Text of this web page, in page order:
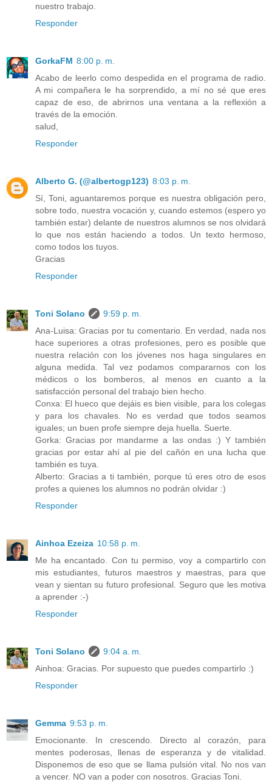
nuestro trabajo.
Responder
GorkaFM 8:00 p. m.
Acabo de leerlo como despedida en el programa de radio.
A mi compañera le ha sorprendido, a mí no sé que eres
capaz de eso, de abrirnos una ventana a la reflexión a
través de la emoción.
salud,
Responder
Alberto G. (@albertogp123) 8:03 p. m.
Sí, Toni, aguantaremos porque es nuestra obligación pero,
sobre todo, nuestra vocación y, cuando estemos (espero yo
también estar) delante de nuestros alumnos se nos olvidará
lo que nos están haciendo a todos. Un texto hermoso,
como todos los tuyos.
Gracias
Responder
Toni Solano
9:59 p. m.
Ana-Luisa: Gracias por tu comentario. En verdad, nada nos
hace superiores a otras profesiones, pero es posible que
nuestra relación con los jóvenes nos haga singulares en
alguna medida. Tal vez podamos compararnos con los
médicos o los bomberos, al menos en cuanto a la
satisfacción personal del trabajo bien hecho.
Conxa: El hueco que dejáis es bien visible, para los colegas
y para los chavales. No es verdad que todos seamos
iguales; un buen profe siempre deja huella. Suerte.
Gorka: Gracias por mandarme a las ondas :) Y también
gracias por estar ahí al pie del cañón en una lucha que
también es tuya.
Alberto: Gracias a ti también, porque tú eres otro de esos
profes a quienes los alumnos no podrán olvidar :)
Responder
Ainhoa Ezeiza 10:58 p. m.
Me ha encantado. Con tu permiso, voy a compartirlo con
mis estudiantes, futuros maestros y maestras, para que
vean y sientan su futuro profesional. Seguro que les motiva
a aprender :-)
Responder
Toni Solano
9:04 a. m.
Ainhoa: Gracias. Por supuesto que puedes compartirlo :)
Responder
Gemma 9:53 p. m.
Emocionante. In crescendo. Directo al corazón, para
mentes poderosas, llenas de esperanza y de vitalidad.
Disponemos de eso que se llama pulsión vital. No nos van
a vencer. NO van a poder con nosotros. Gracias Toni.